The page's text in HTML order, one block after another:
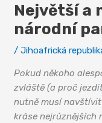
Největší a
národní
/Jihoafrická
Pokud někoho
zvláště (a proč
nutně musí
kráse nejrůznějších